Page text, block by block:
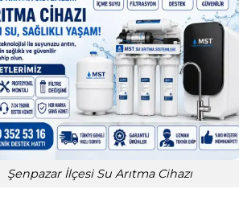
Şenpazar İlçesi Su Arıtma Cihazı